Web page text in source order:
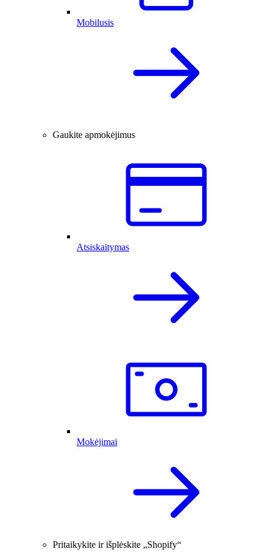
Mobilusis
Gaukite apmokėjimus
Atsiskaitymas
Mokėjimai
Pritaikykite ir išplėskite „Shopify“